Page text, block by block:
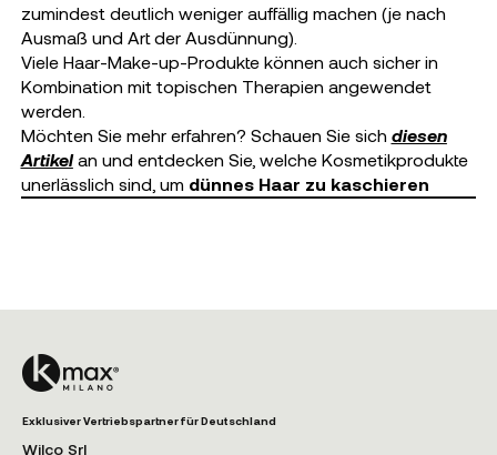
zumindest deutlich weniger auffällig machen (je nach
Ausmaß und Art der Ausdünnung).
Viele Haar-Make-up-Produkte können auch sicher in
Kombination mit topischen Therapien angewendet
werden.
Möchten Sie mehr erfahren? Schauen Sie sich diesen
Artikelan und entdecken Sie, welche Kosmetikprodukte
unerlässlich sind, um dünnes Haar zu kaschieren
Exklusiver Vertriebspartner für Deutschland
Wilco Srl